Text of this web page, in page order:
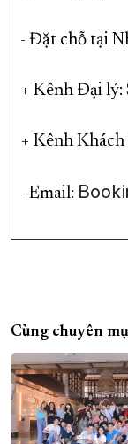
- Đặt chỗ tại
+ Kênh Đại
+ Kênh
- Email:
Cùng chuyên